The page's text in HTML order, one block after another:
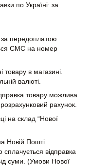
по Україні: за
за передоплатою
СМС на номер
в магазині.
валюті.
товару можлива
рахунок.
на склад “Нової
Новій Пошті
відправка
суми. (Умови Нової